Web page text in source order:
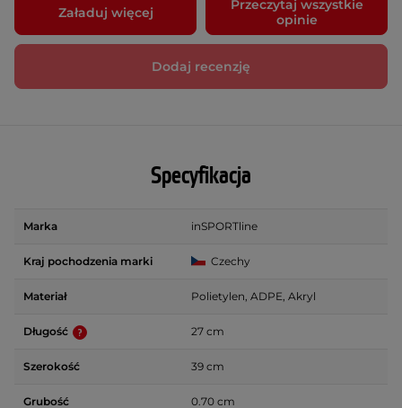
Załaduj więcej
Przeczytaj wszystkie
opinie
Dodaj recenzję
Specyfikacja
Marka inSPORTline
Kraj pochodzenia marki Czechy
Materiał Polietylen, ADPE, Akryl
Długość 27 cm
Szerokość 39 cm
Grubość 0.70 cm